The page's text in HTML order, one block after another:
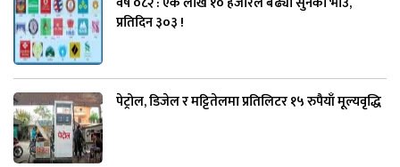
प्रतिदिन ३०३ !
पेट्रोल, डिजेल र मट्टितेलमा प्रतिलिटर १५ रुपैयाँ मूल्यवृद्धि